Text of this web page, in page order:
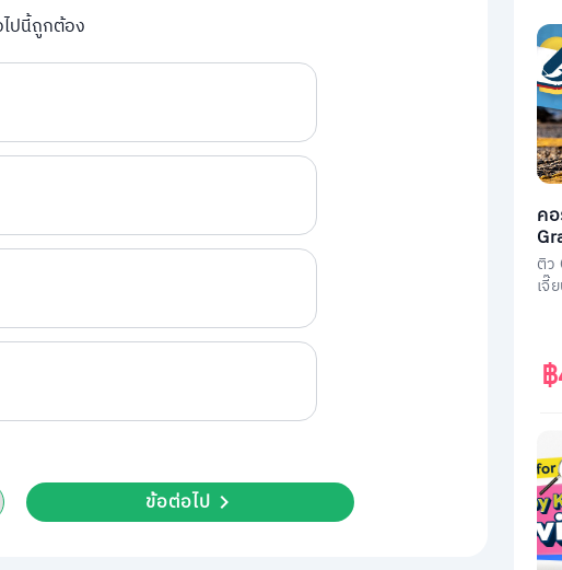
ปนี้ถูกต้อง
ข้อต่อไป
ค
ติว
เจี๊